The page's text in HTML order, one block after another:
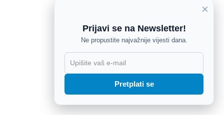
×
Prijavi se na Newsletter!
Ne propustite najvažnije vijesti dana.
Pretplati se